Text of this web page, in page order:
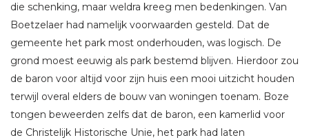
die schenking, maar weldra kreeg men bedenkingen. Van
Boetzelaer had namelijk voorwaarden gesteld. Dat de
gemeente het park most onderhouden, was logisch. De
grond moest eeuwig als park bestemd blijven. Hierdoor zou
de baron voor altijd voor zijn huis een mooi uitzicht houden
terwijl overal elders de bouw van woningen toenam. Boze
tongen beweerden zelfs dat de baron, een kamerlid voor
de Christelijk Historische Unie, het park had laten